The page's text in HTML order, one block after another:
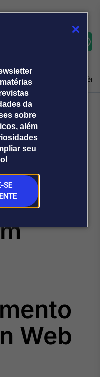
da
sobre
além
seu
SE
Weekend
em
real
Agro
sobre o
Político
da
em
real
Broadcast
Broadcast
na
Web